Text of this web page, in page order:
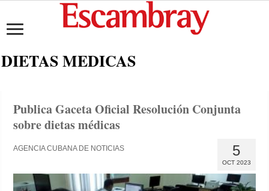
DIETAS MEDICAS
Publica Gaceta Oficial Resolución Conjunta
sobre dietas médicas
5
OCT 2023
AGENCIA CUBANA DE NOTICIAS